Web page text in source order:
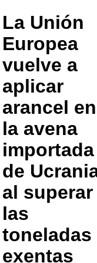
La Unión
Europea
vuelve a
aplicar
arancel en
la avena
importada
de
al superar
las
toneladas
exentas